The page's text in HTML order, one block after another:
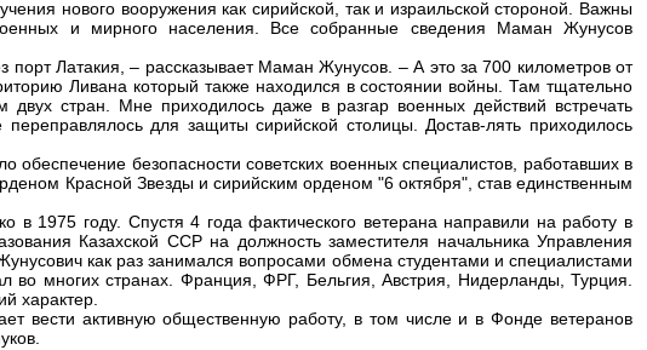
нового вооружения как сирийской, так и израильской стороной. Важны
и мирного населения. Все собранные сведения Маман Жунусов
Латакия, – рассказывает Маман Жунусов. – А это за 700 километров от
Ливана который также находился в состоянии войны. Там тщательно
двух стран. Мне приходилось даже в разгар военных действий встречать
для защиты сирийской столицы. Достав-лять приходилось
безопасности советских военных специалистов, работавших в
Красной Звезды и сирийским орденом "6 октября", став единственным
в 1975 году. Спустя 4 года фактического ветерана направили на работу в
Казахской ССР на должность заместителя начальника Управления
как раз занимался вопросами обмена студентами и специалистами
многих странах. Франция, ФРГ, Бельгия, Австрия, Нидерланды, Турция.
характер.
вести активную общественную работу, в том числе и в Фонде ветеранов